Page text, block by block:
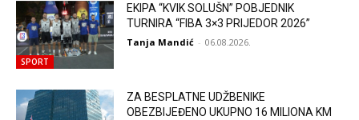
SPORT
EKIPA “KVIK SOLUŠN” POBJEDNIK
TURNIRA “FIBA 3×3 PRIJEDOR 2026”
Tanja Mandić - 06.08.2026.
ZA BESPLATNE UDŽBENIKE
OBEZBIJEĐENO UKUPNO 16 MILIONA KM